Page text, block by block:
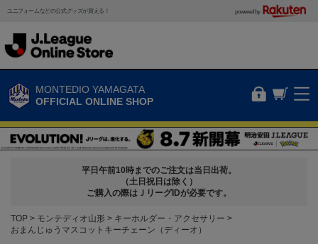
ユニフォームなどの公式グッズが買える！ powered by
MONTEDIO YAMAGATA
OFFICIAL ONLINE SHOP
平日午前10時までのご注文は当日出荷。
（土日祝日は除く）
ご購入の際はＪリーグIDが必要です。
TOP モンテディオ山形
キーホルダー・アクセサリー
おまんじゅうマスコットキーチェーン（ディーオ）